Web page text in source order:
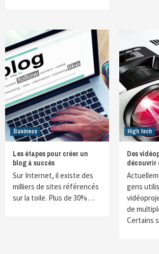
Business
Les étapes pour créer un
blog à succès
Sur Internet, il existe des
milliers de sites référencés
sur la toile. Plus de 30%…
High tech
Des
découvrir
gens
de
Certains